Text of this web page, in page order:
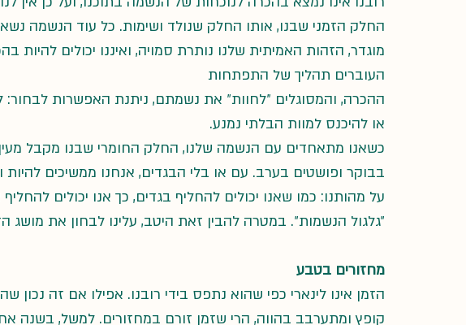
החלק הזמני שבנו, אותו החלק שנולד ושימות. כל עוד הנשמה
מוגדר, הזהות האמיתית שלנו נותרת סמויה, ואיננו יכולים להיות
העוברים תהליך של התפתחות
ההכרה, והמסוגלים ״לחוות״ את נשמתם, ניתנת האפשרות
או להיכנס למוות הבלתי נמנע.
כשאנו מתאחדים עם הנשמה שלנו, החלק החומרי שבנו מקבל
בבוקר ופושטים בערב. עם או בלי הבגדים, אנחנו ממשיכים
על מהותנו: כמו שאנו יכולים להחליף בגדים, כך אנו יכולים
״גלגול הנשמות״. במטרה להבין זאת היטב, עלינו לבחון את מושג
מחזורים בטבע
הזמן אינו לינארי כפי שהוא נתפס בידי רובנו. אפילו אם זה נכון
קופץ ומתערבב בהווה, הרי שזמן זורם במחזורים. למשל, בשנה